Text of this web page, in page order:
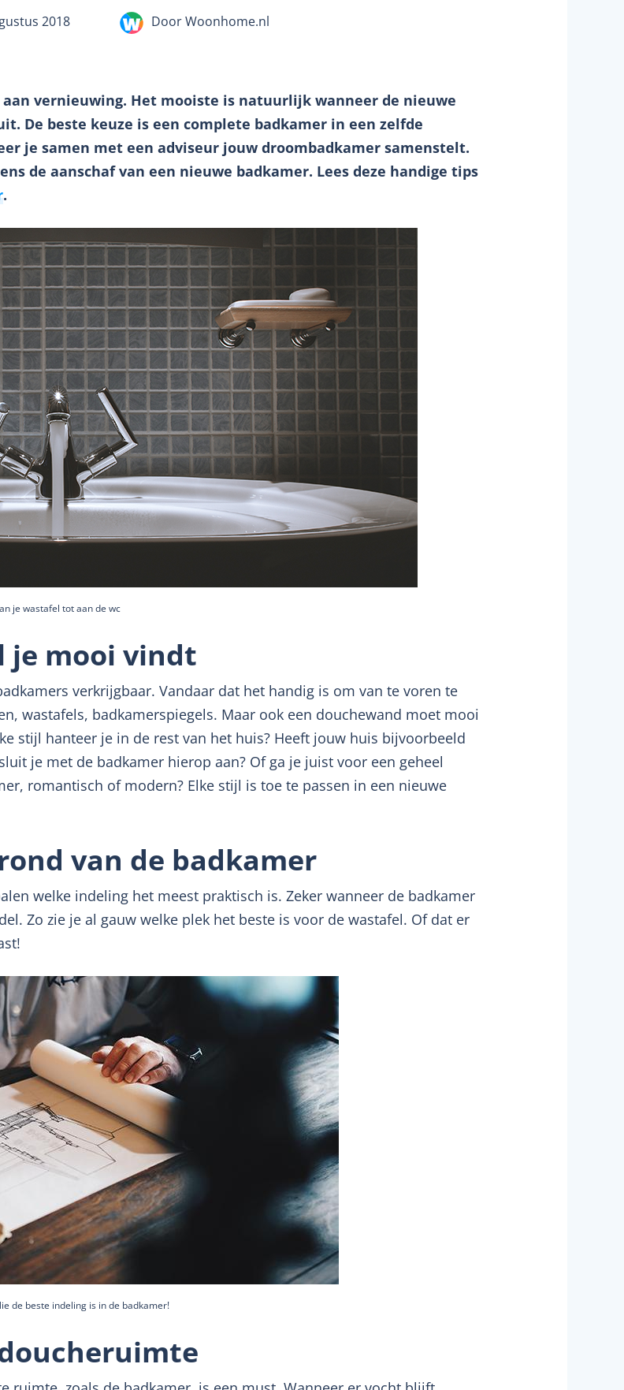
2018 Door Woonhome.nl
vernieuwing. Het mooiste is natuurlijk wanneer de nieuwe
De beste keuze is een complete badkamer in een zelfde
je samen met een adviseur jouw droombadkamer samenstelt.
de aanschaf van een nieuwe badkamer. Lees deze handige tips
.
je wastafel tot aan de wc
je mooi vindt
verkrijgbaar. Vandaar dat het handig is om van te voren te
wastafels, badkamerspiegels. Maar ook een douchewand moet mooi
stijl hanteer je in de rest van het huis? Heeft jouw huis bijvoorbeeld
je met de badkamer hierop aan? Of ga je juist voor een geheel
romantisch of modern? Elke stijl is toe te passen in een nieuwe
van de badkamer
welke indeling het meest praktisch is. Zeker wanneer de badkamer
Zo zie je al gauw welke plek het beste is voor de wastafel. Of dat er
de beste indeling is in de badkamer!